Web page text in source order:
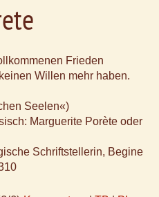
Frieden
Willen mehr haben.
Seelen«)
Marguerite Porète oder
Schriftstellerin, Begine